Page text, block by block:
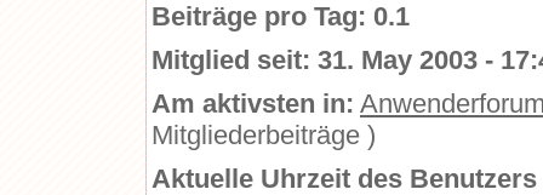
Beiträge pro Tag: 0.1
Mitglied seit: 31. May 2003 -
Am aktivsten in:
Mitgliederbeiträge )
Aktuelle Uhrzeit des Benutzers